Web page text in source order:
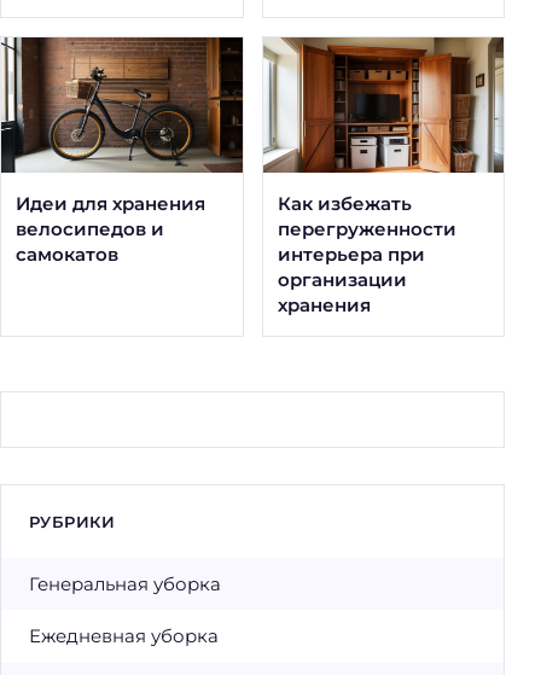
Идеи для хранения
велосипедов и
самокатов
Как избежать
перегруженности
интерьера при
организации
хранения
РУБРИКИ
Генеральная уборка
Ежедневная уборка